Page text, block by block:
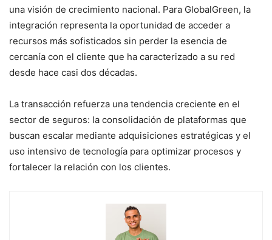
una visión de crecimiento nacional. Para GlobalGreen, la
integración representa la oportunidad de acceder a
recursos más sofisticados sin perder la esencia de
cercanía con el cliente que ha caracterizado a su red
desde hace casi dos décadas.
La transacción refuerza una tendencia creciente en el
sector de seguros: la consolidación de plataformas que
buscan escalar mediante adquisiciones estratégicas y el
uso intensivo de tecnología para optimizar procesos y
fortalecer la relación con los clientes.